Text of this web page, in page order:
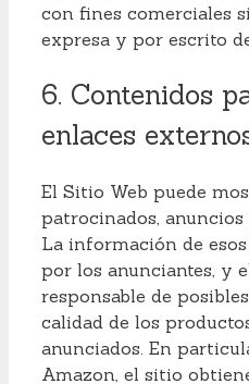
con fines comerciales
expresa y por escrito
6. Contenidos
enlaces
El Sitio Web puede
patrocinados, anuncios
La información de
por los anunciantes, y
responsable de
calidad de los
anunciados. En
Amazon, el sitio